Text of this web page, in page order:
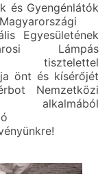
és Gyengénlátók
Egyesületének
Lámpás
tisztelettel
önt és kísérőjét
Nemzetközi
alkalmából